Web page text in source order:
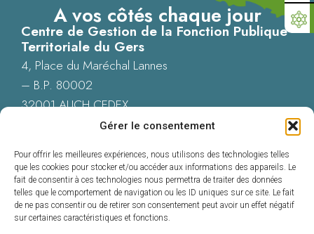
Gérer le consentement
Pour offrir les meilleures expériences, nous utilisons des technologies telles
que les cookies pour stocker et/ou accéder aux informations des appareils. Le
fait de consentir à ces technologies nous permettra de traiter des données
telles que le comportement de navigation ou les ID uniques sur ce site. Le fait
de ne pas consentir ou de retirer son consentement peut avoir un effet négatif
sur certaines caractéristiques et fonctions.
A vos côtés chaque jour
Centre de Gestion de la Fonction Publique
Territoriale du Gers
4, Place du Maréchal Lannes
– B.P. 80002
32001 AUCH CEDEX
05 62 60 15 00
Accessibilité : Conformité totale
Mentions légales